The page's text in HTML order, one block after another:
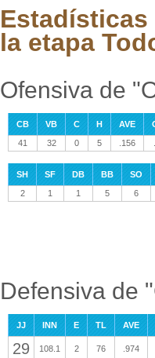
la etapa
Ofensiva de
CB VB C H AVE
41
32 0 5 .156
SH SF DB BB
SO
2
1 1 5 6
Defensiva de
JJ INN E TL AVE
29 108.1 2 76 .974